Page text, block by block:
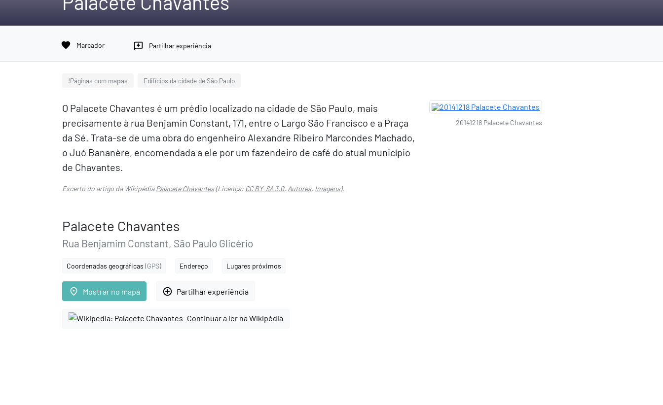
favorite Marcador reviews Partilhar experiência
!Páginas com mapas Edifícios da cidade de São Paulo
O Palacete Chavantes é um prédio localizado na cidade de São Paulo, mais
precisamente à rua Benjamin Constant, 171, entre o Largo São Francisco e a Praça
da Sé. Trata-se de uma obra do engenheiro Alexandre Ribeiro Marcondes Machado,
o Juó Bananère, encomendada a ele por um fazendeiro de café do atual município
de Chavantes.
Excerto do artigo da WikipédiaPalacete Chavantes(Licença: CC BY-SA 3.0, Autores, Imagens).
Palacete Chavantes
Rua Benjamim Constant, São Paulo Glicério
Coordenadas geográficas (GPS) Endereço Lugares próximos
place Mostrar no mapa add_circle_outline Partilhar experiência
Continuar a ler na Wikipédia
20141218 Palacete Chavantes